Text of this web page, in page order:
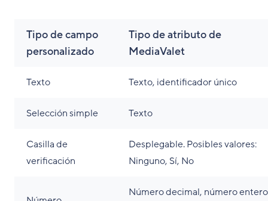
Tipo de campo
personalizado
Tipo de atributo de
MediaValet
Texto Texto, identificador único
Selección simple Texto
Casilla de
verificación
Desplegable. Posibles valores:
Ninguno, Sí, No
Número decimal, número